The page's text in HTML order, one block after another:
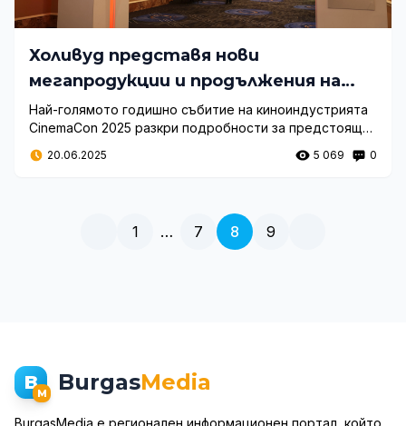
Холивуд представя нови
мегапродукции и продължения на
блокбастъри на CinemaCon 2025
Най-голямото годишно събитие на киноиндустрията
CinemaCon 2025 разкри подробности за предстоящи
премиери и тенденции. Бяха обявени дати и
трейлъри за продължения на популярни поредици
20.06.2025 5 069 0
1 … 7 8 9
BM BurgasMedia
BurgasMedia е регионален информационен портал, който